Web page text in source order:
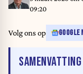
09:20
Volg ons op GOOGLE
SAMENVATTING